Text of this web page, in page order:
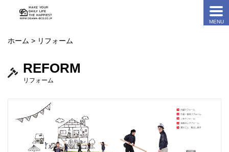
ホーム > リフォーム
REFORM
リフォーム